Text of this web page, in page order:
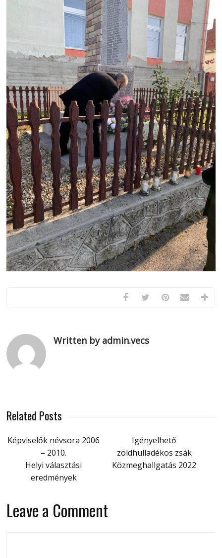
Written by admin.vecs
Related Posts
Képviselők névsora 2006
– 2010.
Igényelhető
zöldhulladékos zsák
Helyi választási
eredmények
Közmeghallgatás 2022
Leave a Comment